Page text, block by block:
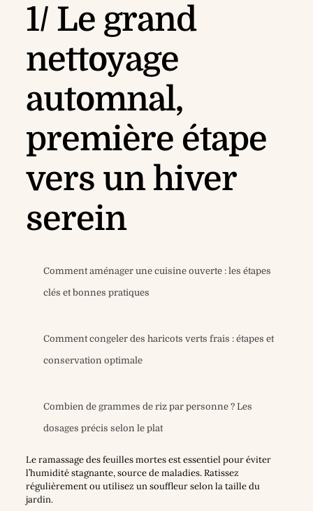
1/ Le grand
nettoyage
automnal,
première étape
vers un hiver
serein
Comment aménager une cuisine ouverte : les étapes
clés et bonnes pratiques
Comment congeler des haricots verts frais : étapes et
conservation optimale
Combien de grammes de riz par personne ? Les
dosages précis selon le plat
Le ramassage des feuilles mortes est essentiel pour éviter
l’humidité stagnante, source de maladies. Ratissez
régulièrement ou utilisez un souffleur selon la taille du
jardin.